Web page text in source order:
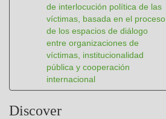
de interlocución política de las
víctimas, basada en el proceso
de los espacios de diálogo
entre organizaciones de
víctimas, institucionalidad
pública y cooperación
internacional
Discover